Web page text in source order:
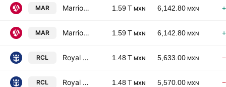
MAR Marriott International, Inc. Class A 1.59 T MXN 6,142.80 MXN
MAR Marriott International, Inc. Class A 1.59 T MXN 6,142.80 MXN
RCL Royal Caribbean Group 1.48 T MXN 5,633.00 MXN
RCL Royal Caribbean Group 1.48 T MXN 5,570.00 MXN